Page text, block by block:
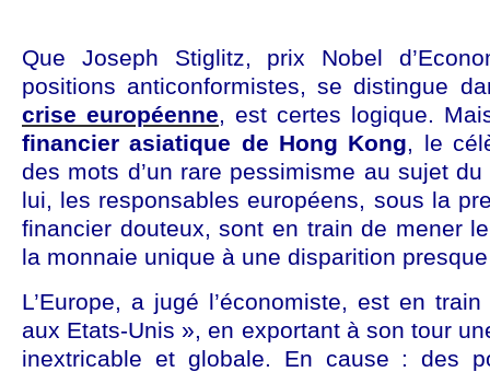
Que Joseph Stiglitz, prix Nobel
positions anticonformistes, se distingue
crise européenne, est certes logique.
financier asiatique de Hong Kong, le
des mots d’un rare pessimisme au sujet
lui, les responsables européens, sous la
financier douteux, sont en train de mener
la monnaie unique à une disparition
L’Europe, a jugé l’économiste, est en
aux Etats-Unis », en exportant à son tour
inextricable et globale. En cause : des